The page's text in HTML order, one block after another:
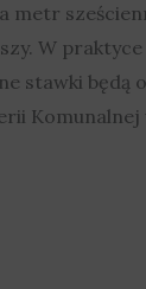
W
stawki będą
Komunalnej